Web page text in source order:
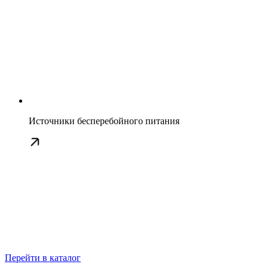
Источники бесперебойного питания
Перейти в каталог